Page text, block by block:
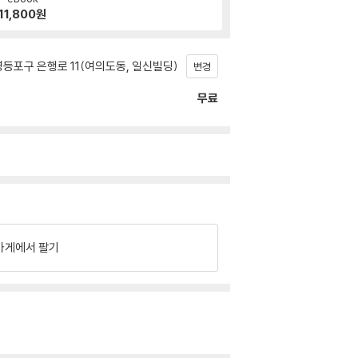
원
포구 은행로 11(여의도동, 일신빌딩) 변경
무료
게에서 팔기